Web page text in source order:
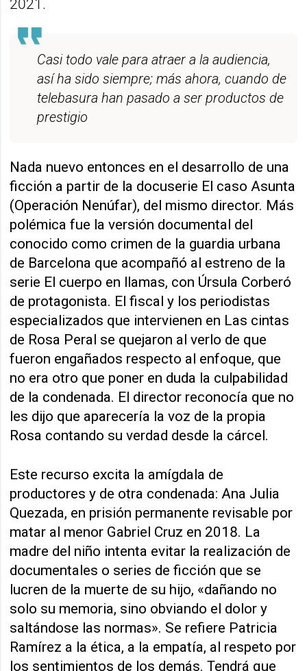
2021.
Casi todo vale para atraer a la audiencia,
así ha sido siempre; más ahora, cuando de
telebasura han pasado a ser productos de
prestigio
Nada nuevo entonces en el desarrollo de una
ficción a partir de la docuserie El caso Asunta
(Operación Nenúfar), del mismo director. Más
polémica fue la versión documental del
conocido como crimen de la guardia urbana
de Barcelona que acompañó al estreno de la
serie El cuerpo en llamas, con Úrsula Corberó
de protagonista. El fiscal y los periodistas
especializados que intervienen en Las cintas
de Rosa Peral se quejaron al verlo de que
fueron engañados respecto al enfoque, que
no era otro que poner en duda la culpabilidad
de la condenada. El director reconocía que no
les dijo que aparecería la voz de la propia
Rosa contando su verdad desde la cárcel.
Este recurso excita la amígdala de
productores y de otra condenada: Ana Julia
Quezada, en prisión permanente revisable por
matar al menor Gabriel Cruz en 2018. La
madre del niño intenta evitar la realización de
documentales o series de ficción que se
lucren de la muerte de su hijo, «dañando no
solo su memoria, sino obviando el dolor y
saltándose las normas». Se refiere Patricia
Ramírez a la ética, a la empatía, al respeto por
los sentimientos de los demás. Tendrá que